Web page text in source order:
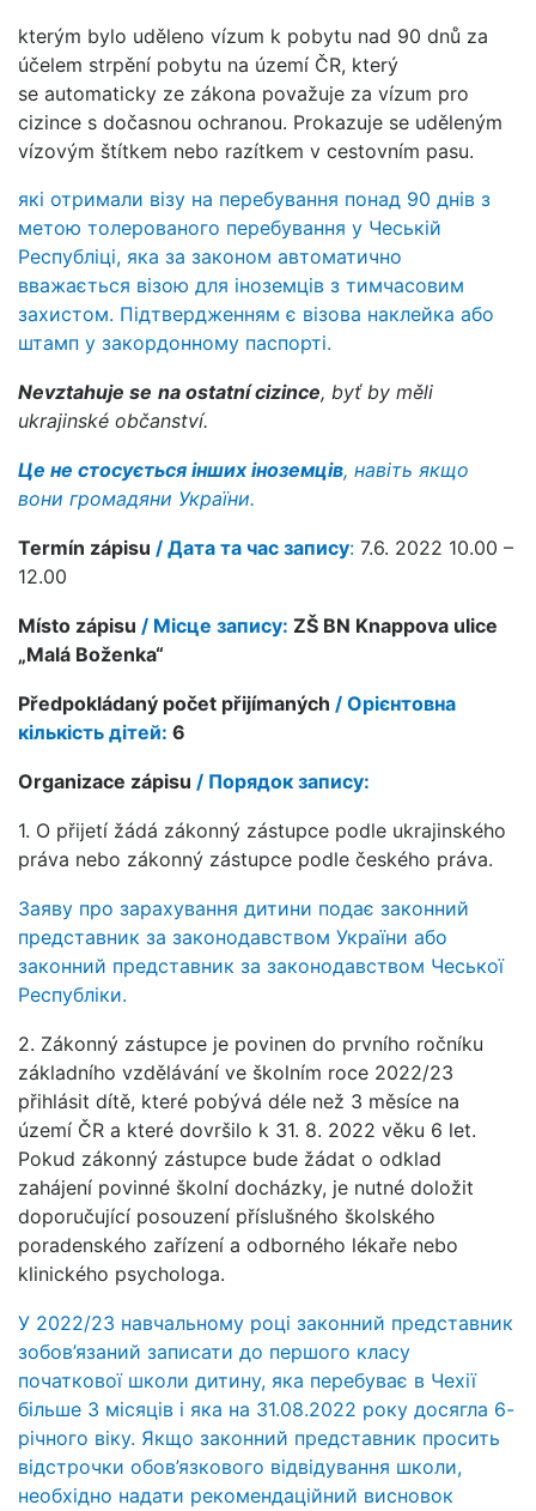
kterým bylo uděleno vízum k pobytu nad 90 dnů za
účelem strpění pobytu na území ČR, který
se automaticky ze zákona považuje za vízum pro
cizince s dočasnou ochranou. Prokazuje se uděleným
vízovým štítkem nebo razítkem v cestovním pasu.
які отримали візу на перебування понад 90 днів з
метою толерованого перебування у Чеській
Республіці, яка за законом автоматично
вважається візою для іноземців з тимчасовим
захистом. Підтвердженням є візова наклейка або
штамп у закордонному паспорті.
Nevztahuje se na ostatní cizince, byť by měli
ukrajinské občanství.
Це не стосується інших іноземців, навіть якщо
вони громадяни України.
Termín zápisu / Дата та час запису: 7.6. 2022 10.00 –
12.00
Místo zápisu / Місце запису: ZŠ BN Knappova ulice
„Malá Boženka“
Předpokládaný počet přijímaných / Орієнтовна
кількість дітей: 6
Organizace zápisu / Порядок запису:
1. O přijetí žádá zákonný zástupce podle ukrajinského
práva nebo zákonný zástupce podle českého práva.
Заяву про зарахування дитини подає законний
представник за законодавством України або
законний представник за законодавством Чеської
Республіки.
2. Zákonný zástupce je povinen do prvního ročníku
základního vzdělávání ve školním roce 2022/23
přihlásit dítě, které pobývá déle než 3 měsíce na
území ČR a které dovršilo k 31. 8. 2022 věku 6 let.
Pokud zákonný zástupce bude žádat o odklad
zahájení povinné školní docházky, je nutné doložit
doporučující posouzení příslušného školského
poradenského zařízení a odborného lékaře nebo
klinického psychologa.
У 2022/23 навчальному році законний представник
зобов’язаний записати до першого класу
початкової школи дитину, яка перебуває в Чехії
більше 3 місяців і яка на 31.08.2022 року досягла 6-
річного віку. Якщо законний представник просить
відстрочки обов’язкового відвідування школи,
необхідно надати рекомендаційний висновок